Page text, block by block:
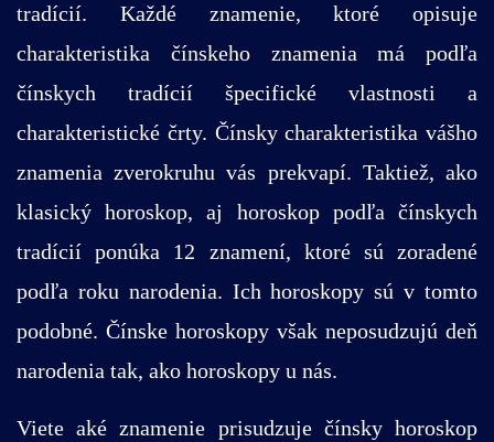
tradícií. Každé znamenie, ktoré opisuje
charakteristika čínskeho znamenia má podľa
čínskych tradícií špecifické vlastnosti a
charakteristické črty. Čínsky charakteristika vášho
znamenia zverokruhu vás prekvapí. Taktiež, ako
klasický horoskop, aj horoskop podľa čínskych
tradícií ponúka 12 znamení, ktoré sú zoradené
podľa roku narodenia. Ich horoskopy sú v tomto
podobné. Čínske horoskopy však neposudzujú deň
narodenia tak, ako horoskopy u nás.
Viete aké znamenie prisudzuje čínsky horoskop